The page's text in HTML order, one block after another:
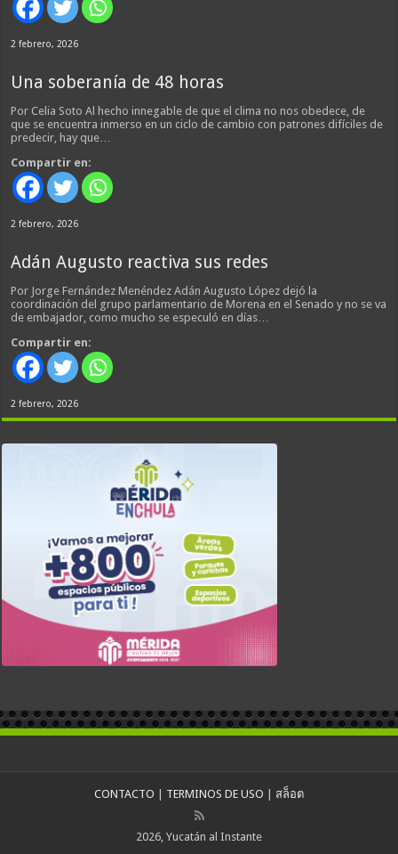
2 febrero, 2026
Una soberanía de 48 horas
Por Celia Soto Al hecho innegable de que el clima no nos obedece, de
que se encuentra inmerso en un ciclo de cambio con patrones difíciles de
predecir, hay que…
Compartir en:
2 febrero, 2026
Adán Augusto reactiva sus redes
Por Jorge Fernández Menéndez Adán Augusto López dejó la
coordinación del grupo parlamentario de Morena en el Senado y no se va
de embajador, como mucho se especuló en días…
Compartir en:
2 febrero, 2026
CONTACTO TERMINOS DE USO สล็อต
2026, Yucatán al Instante